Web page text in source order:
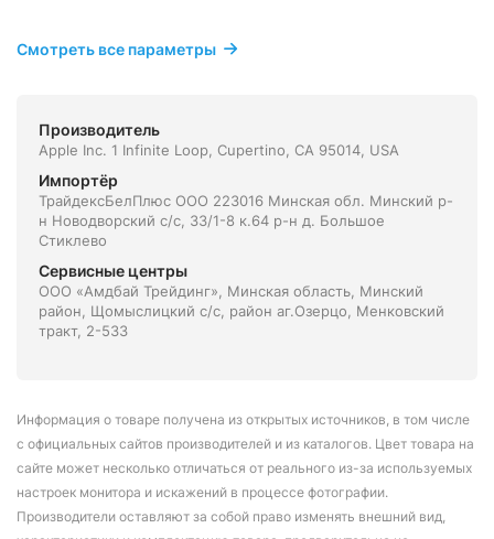
Смотреть все параметры
Производитель
Apple Inc. 1 Infinite Loop, Cupertino, CA 95014, USA
Импортёр
ТрайдексБелПлюс ООО 223016 Минская обл. Минский р-
н Новодворский с/с, 33/1-8 к.64 р-н д. Большое
Стиклево
Сервисные центры
ООО «Амдбай Трейдинг», Минская область, Минский
район, Щомыслицкий с/с, район аг.Озерцо, Менковский
тракт, 2-533
Информация о товаре получена из открытых источников, в том числе
с официальных сайтов производителей и из каталогов. Цвет товара на
сайте может несколько отличаться от реального из-за используемых
настроек монитора и искажений в процессе фотографии.
Производители оставляют за собой право изменять внешний вид,